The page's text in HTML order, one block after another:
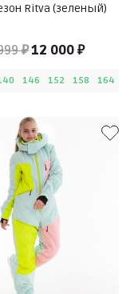
Ritva (зеленый)
₽12 000 ₽
146 152 158 164